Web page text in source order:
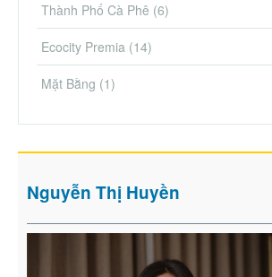
Thành Phố Cà Phê (6)
Ecocity Premia (14)
Mặt Bằng (1)
Nguyễn Thị Huyền